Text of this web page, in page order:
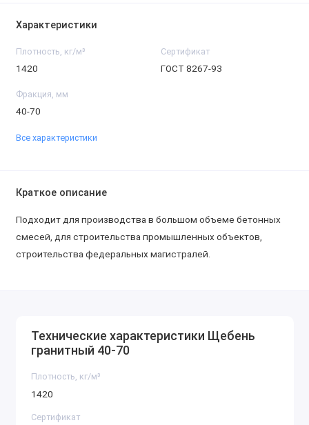
Характеристики
Плотность, кг/м³
1420
Сертификат
ГОСТ 8267-93
Фракция, мм
40-70
Все характеристики
Краткое описание
Подходит для производства в большом объеме бетонных
смесей, для строительства промышленных объектов,
строительства федеральных магистралей.
Технические характеристики Щебень
гранитный 40-70
Плотность, кг/м³
1420
Сертификат